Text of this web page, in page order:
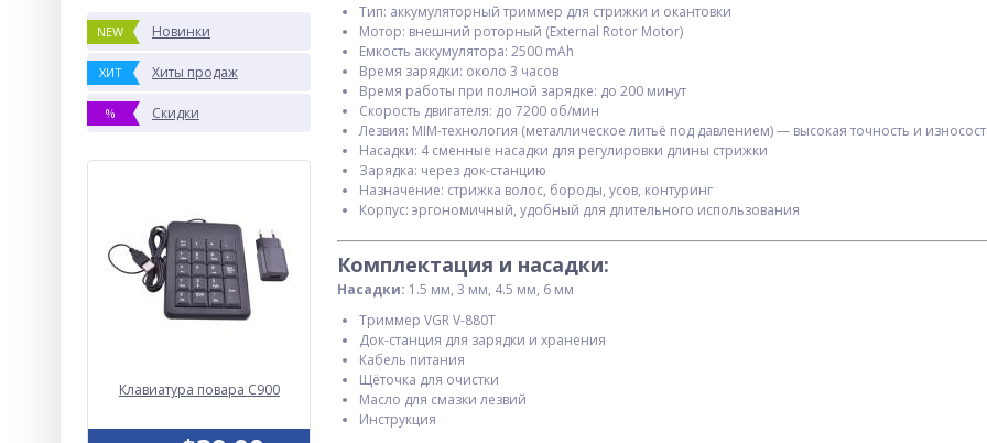
NEW Новинки
ХИТ Хиты продаж
% Скидки
Клавиатура повара C900
Фонарь YEMAO YM-G641-1
TG 60W, 1x32700, Power
Bank, ЗУ Type-C, zoom, кейс
Тип: аккумуляторный триммер для стрижки и окантовки
Мотор: внешний роторный (External Rotor Motor)
Емкость аккумулятора: 2500 mAh
Время зарядки: около 3 часов
Время работы при полной зарядке: до 200 минут
Cкорость двигателя: до 7200 об/мин
Лезвия: MIM-технология (металлическое литьё под давлением) — высокая точность и
Насадки: 4 сменные насадки для регулировки длины стрижки
Зарядка: через док-станцию
Назначение: стрижка волос, бороды, усов, контуринг
Корпус: эргономичный, удобный для длительного использования
Комплектация и насадки:
Насадки: 1.5 мм, 3 мм, 4.5 мм, 6 мм
Триммер VGR V-880T
Док-станция для зарядки и хранения
Кабель питания
Щёточка для очистки
Масло для смазки лезвий
Инструкция